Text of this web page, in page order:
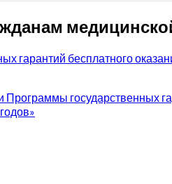
гарантий бесплатного
государственных